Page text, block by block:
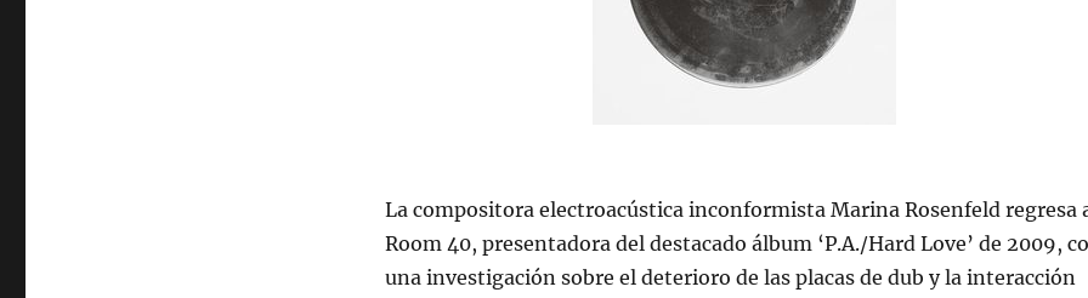
La compositora electroacústica inconformista Marina Rosenfeld regresa
Room 40, presentadora del destacado álbum ‘P.A./Hard Love’ de 2009,
una investigación sobre el deterioro de las placas de dub y la interacción